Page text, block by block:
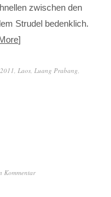
zwischen den
Strudel bedenklich.
Laos Luang Prabang
Kommentar